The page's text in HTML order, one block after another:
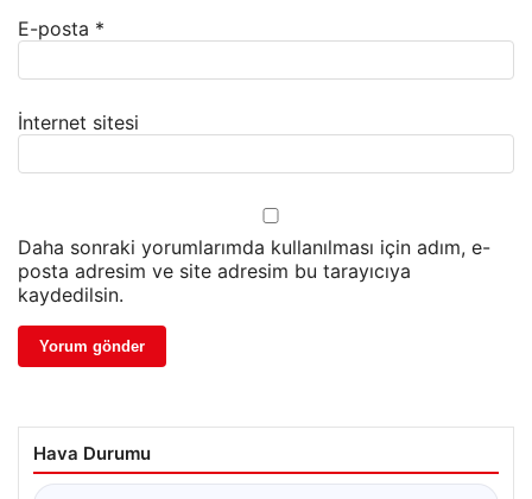
E-posta *
İnternet sitesi
Daha sonraki yorumlarımda kullanılması için adım, e-
posta adresim ve site adresim bu tarayıcıya
kaydedilsin.
Hava Durumu